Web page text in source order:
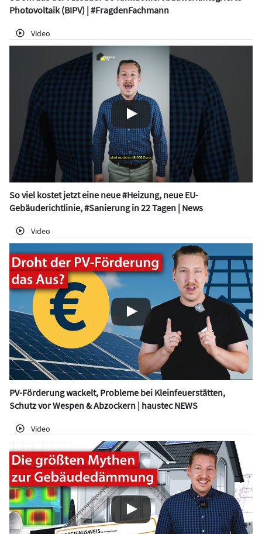
Photovoltaik (BIPV) | #FragdenFachmann
Video
So viel kostet jetzt eine neue #Heizung, neue EU-
Gebäuderichtlinie, #Sanierung in 22 Tagen | News
Video
PV-Förderung wackelt, Probleme bei Kleinfeuerstätten,
Schutz vor Wespen & Abzockern | haustec NEWS
Video